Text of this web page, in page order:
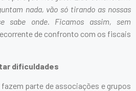
nada, vão só tirando as nossas
sabe onde. Ficamos assim, sem
de confronto com os fiscais
dificuldades
parte de associações e grupos